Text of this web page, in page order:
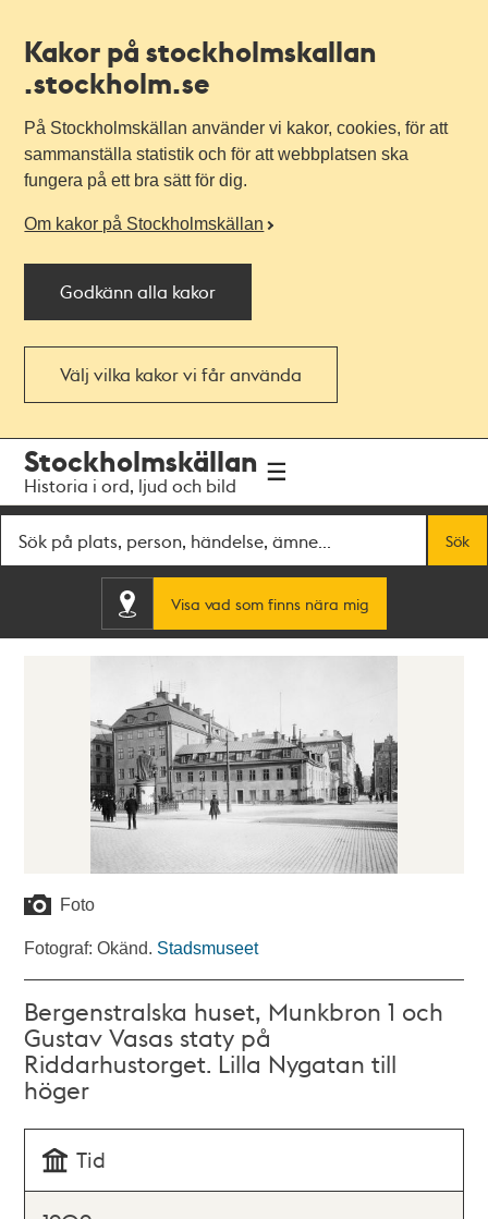
Kakor på stockholmskallan
.stockholm.se
På Stockholmskällan använder vi kakor, cookies, för att
sammanställa statistik och för att webbplatsen ska
fungera på ett bra sätt för dig.
Om kakor på Stockholmskällan
Godkänn alla kakor
Välj vilka kakor vi får använda
navigationen
huvudinnehållet
Stockholmskällan
Historia i ord, ljud och bild
Sök
Visa vad som finns nära mig
Foto
Fotograf: Okänd. Stadsmuseet
Bergenstralska huset, Munkbron 1 och
Gustav Vasas staty på
Riddarhustorget. Lilla Nygatan till
höger
Tid